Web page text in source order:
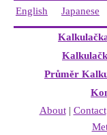
English Japanese
Průměr
About| Contact